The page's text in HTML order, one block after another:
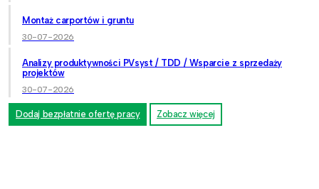
Montaż carportów i gruntu
30-07-2026
Analizy produktywności PVsyst / TDD / Wsparcie z sprzedaży
projektów
30-07-2026
Dodaj bezpłatnie ofertę pracy Zobacz więcej